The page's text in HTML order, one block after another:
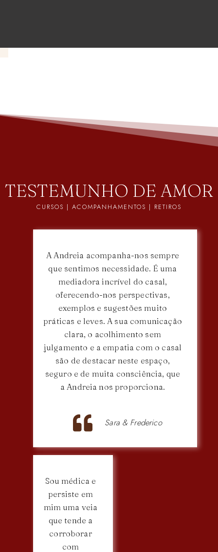
TESTEMUNHO DE AMOR
CURSOS | ACOMPANHAMENTOS | RETIROS
A Andreia acompanha-nos sempre
que sentimos necessidade. É uma
mediadora incrível do casal,
oferecendo-nos perspectivas,
exemplos e sugestões muito
práticas e leves. A sua comunicação
clara, o acolhimento sem
julgamento e a empatia com o casal
são de destacar neste espaço,
seguro e de muita consciência, que
a Andreia nos proporciona.
Sara & Frederico
Sou médica e
persiste em
mim uma veia
que tende a
corroborar
com